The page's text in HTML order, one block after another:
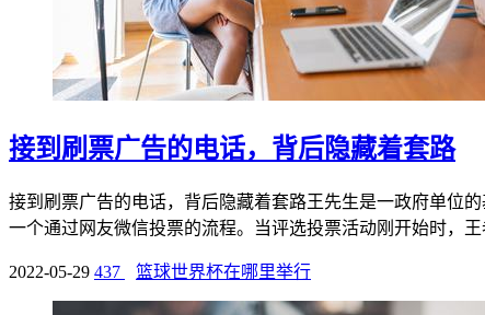
接到刷票广告的电话，背后隐藏着套路
接到刷票广告的电话，背后隐藏着套路王先生是一政府单位
一个通过网友微信投票的流程。当评选投票活动刚开始时，
2022-05-29 437 篮球世界杯在哪里举行